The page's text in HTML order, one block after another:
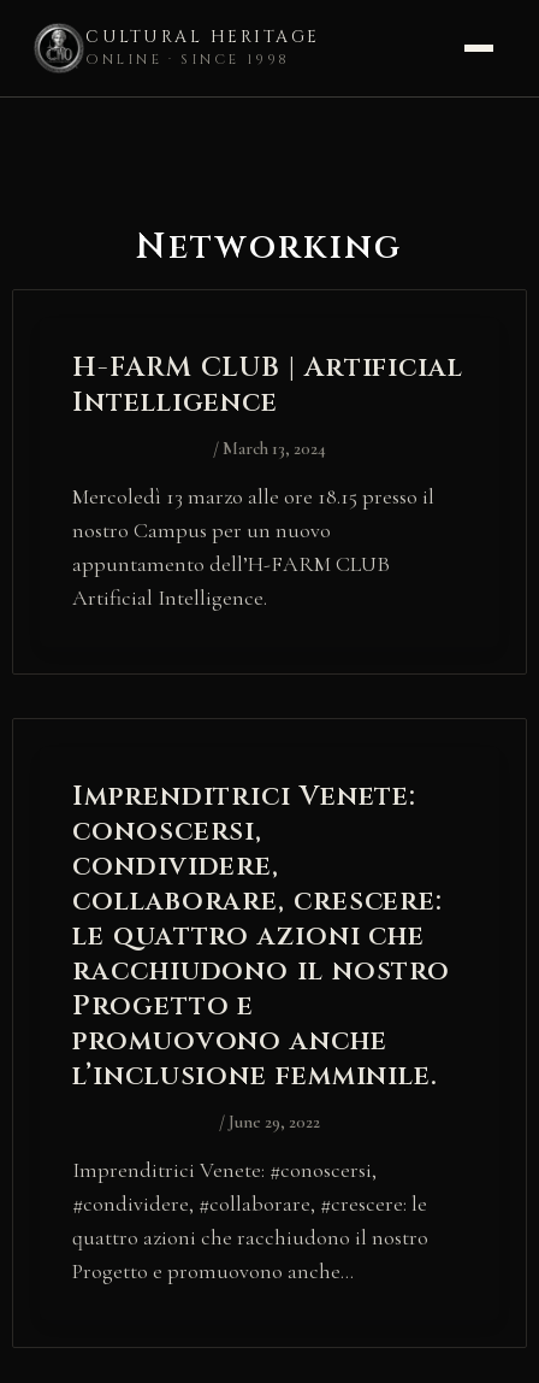
CULTURAL HERITAGE
ONLINE · SINCE 1998
Networking
H-FARM CLUB | Artificial
Intelligence
/ March 13, 2024
Mercoledì 13 marzo alle ore 18.15 presso il
nostro Campus per un nuovo
appuntamento dell’H-FARM CLUB
Artificial Intelligence.
Imprenditrici Venete:
conoscersi,
condividere,
collaborare, crescere:
le quattro azioni che
racchiudono il nostro
Progetto e
promuovono anche
l’inclusione femminile.
/ June 29, 2022
Imprenditrici Venete: #conoscersi,
#condividere, #collaborare, #crescere: le
quattro azioni che racchiudono il nostro
Progetto e promuovono anche…